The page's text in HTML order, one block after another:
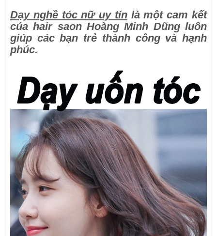
Dạy nghề tóc nữ uy tínlà một cam kết
của hair saon Hoàng Minh Dũng luôn
giúp các bạn trẻ thành công và hạnh
phúc.